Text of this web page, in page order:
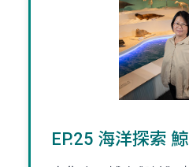
EP.25 海洋探索